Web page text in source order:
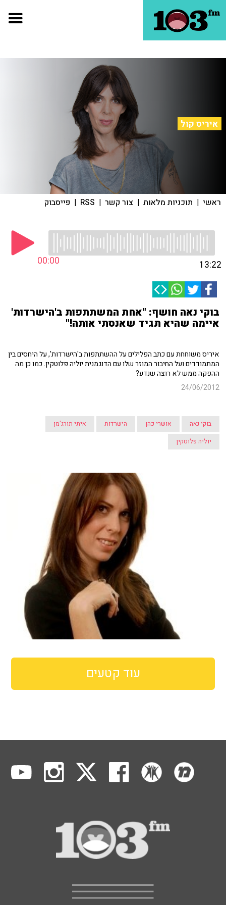
איריס קול
ראשי | תוכניות מלאות | צור קשר |
RSS
| פייסבוק
00:00 13:22
בוקי נאה חושף: "אחת המשתתפות ב'הישרדות'
איימה שהיא תגיד שאנסתי אותה!"
איריס משוחחת עם כתב הפלילים על ההשתתפות ב'הישרדות', על היחסים בין
המתמודדים ועל החיבור המוזר שלו עם הדוגמנית יוליה פלוטקין. כמו כן מה
ההפקה ממש לא רוצה שנדע?
24/06/2012
בוקי נאה אושרי כהן הישרדות
איתי תורג'מן
יוליה פלוטקין
עוד קטעים